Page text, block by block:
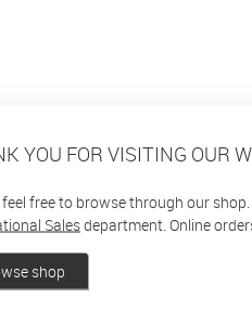
YOU FOR VISITING OUR
feel free to browse through our
Salesdepartment. Online
shop